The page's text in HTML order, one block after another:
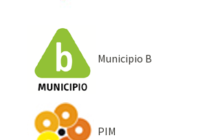
Municipio B
PIM